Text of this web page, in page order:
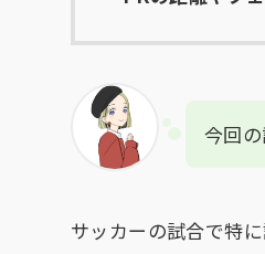
今回
サッカーの試合で特